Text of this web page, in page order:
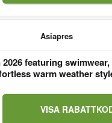
Asiapres
featuring
warm weather
VISA